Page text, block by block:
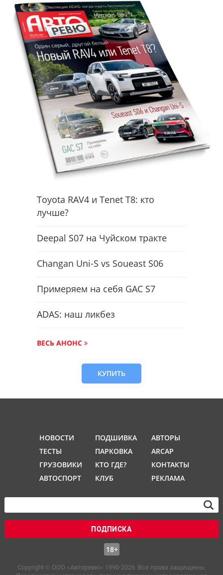
Toyota RAV4 и Tenet T8: кто
лучше?
Deepal S07 на Чуйском тракте
Changan Uni-S vs Soueast S06
Примеряем на себя GAC S7
ADAS: наш ликбез
ВЕСЬ АНОНС
КУПИТЬ
НОВОСТИ
ТЕСТЫ
ГРУЗОВИКИ
АВТОСПОРТ
ПОДШИВКА
ПАРКОВКА
КТО ГДЕ?
КЛУБ
АВТОРЫ
ARCAP
КОНТАКТЫ
РЕКЛАМА
ПОДПИСКА
18+
Copyright © OOO «Авторевю» 1990-2026. Все права защищены.